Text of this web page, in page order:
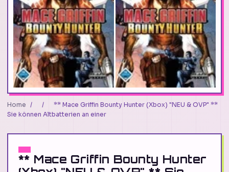
Home / /
** Mace Griffin Bounty Hunter (Xbox) "NEU & OVP" **
Sie können Altbatterien an einer
** Mace Griffin Bounty Hunter